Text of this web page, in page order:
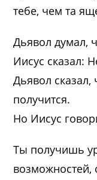
тебе, чем та
Дьявол думал,
Иисус сказал:
Дьявол сказал,
получится.
Но Иисус
Ты получишь
возможностей,